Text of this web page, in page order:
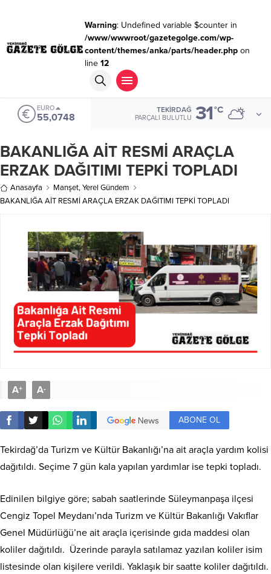
Warning: Undefined variable $counter in
/www/wwwroot/gazetegolge.com/wp-
content/themes/anka/parts/header.phpon
line 12
EURO
55,0748
TEKIRDAĞ
PARÇALI BULUTLU 31°C
BAKANLIĞA AİT RESMİ ARAÇLA
ERZAK DAĞITIMI TEPKİ TOPLADI
Anasayfa Manşet,Yerel Gündem
BAKANLIĞA AİT RESMİ ARAÇLA ERZAK DAĞITIMI TEPKİ TOPLADI
A+ A-
ABONE OL
Tekirdağ’da Turizm ve Kültür Bakanlığı’na ait araçla yardım kolisi
dağıtıldı. Seçime 7 gün kala yapılan yardımlar ise tepki topladı.
Edinilen bilgiye göre; sabah saatlerinde Süleymanpaşa ilçesi
Cengiz Topel Meydanı’nda Turizm ve Kültür Bakanlığı Vakıflar
Genel Müdürlüğü’ne ait araçla içerisinde gıda maddesi olan
koliler dağıtıldı. Üzerinde parayla satılamaz yazılan koliler isim
listesinde olan kişilere verildi. Yaklaşık bir saatte koliler dağıtıldı.